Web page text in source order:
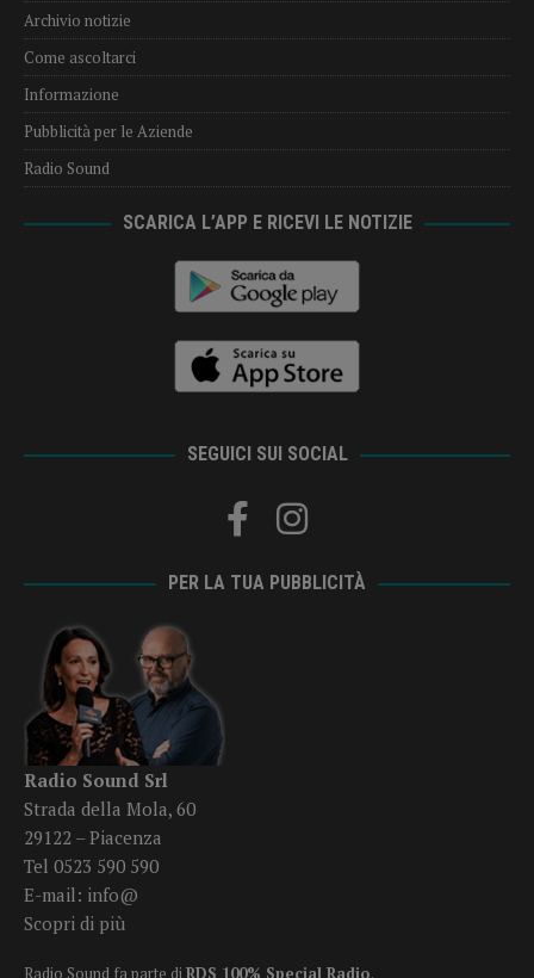
Archivio notizie
Come ascoltarci
Informazione
Pubblicità per le Aziende
Radio Sound
SCARICA L’APP E RICEVI LE NOTIZIE
SEGUICI SUI SOCIAL
PER LA TUA PUBBLICITÀ
Radio Sound Srl
Strada della Mola, 60
29122 – Piacenza
Tel 0523 590 590
E-mail: info@
Scopri di più
Radio Sound fa parte di RDS 100% Special Radio.